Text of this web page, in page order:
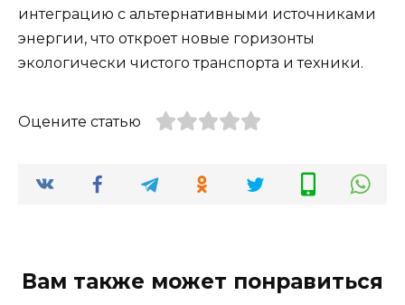
интеграцию с альтернативными источниками
энергии, что откроет новые горизонты
экологически чистого транспорта и техники.
Оцените статью
Вам также может понравиться